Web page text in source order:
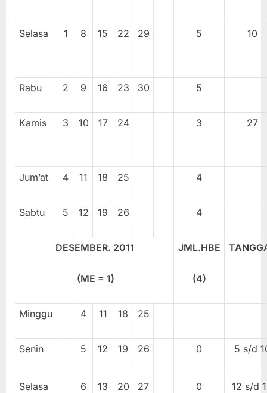
Selasa 1 8 15 22 29 5 10
Rabu 2 9 16 23 30 5
Kamis 3 10 17 24 3 27
Jum’at 4 11 18 25 4
Sabtu 5 12 19 26 4
DESEMBER. 2011
(ME = 1)
JML.HBE
(4)
Minggu 4 11 18 25
Senin 5 12 19 26 0 5 s/d
Selasa 6 13 20 27 0 12 s/d